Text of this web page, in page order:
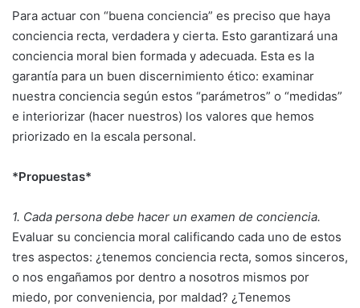
Para actuar con “buena conciencia” es preciso que haya
conciencia recta, verdadera y cierta. Esto garantizará una
conciencia moral bien formada y adecuada. Esta es la
garantía para un buen discernimiento ético: examinar
nuestra conciencia según estos “parámetros” o “medidas”
e interiorizar (hacer nuestros) los valores que hemos
priorizado en la escala personal.
*Propuestas*
1. Cada persona debe hacer un examen de conciencia.
Evaluar su conciencia moral calificando cada uno de estos
tres aspectos: ¿tenemos conciencia recta, somos sinceros,
o nos engañamos por dentro a nosotros mismos por
miedo, por conveniencia, por maldad? ¿Tenemos